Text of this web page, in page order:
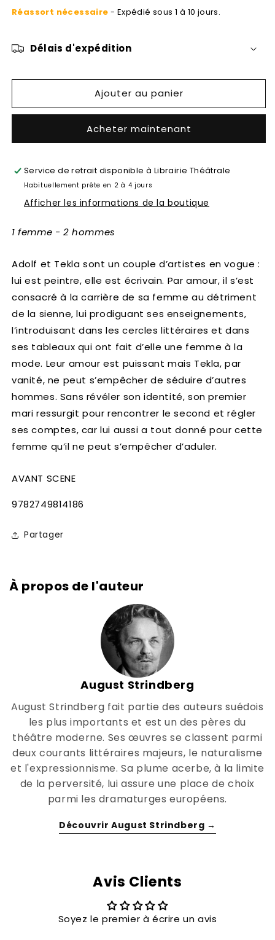
quantité
Créanciers
quantité
Créanciers
Réassort nécessaire - Expédié sous 1 à 10 jours.
Délais d'expédition
Ajouter au panier
Acheter maintenant
Service de retrait disponible à Librairie Théâtrale
Habituellement prête en 2 à 4 jours
Afficher les informations de la boutique
1 femme - 2 hommes
Adolf et Tekla sont un couple d’artistes en vogue :
lui est peintre, elle est écrivain. Par amour, il s’est
consacré à la carrière de sa femme au détriment
de la sienne, lui prodiguant ses enseignements,
l’introduisant dans les cercles littéraires et dans
ses tableaux qui ont fait d’elle une femme à la
mode. Leur amour est puissant mais Tekla, par
vanité, ne peut s’empêcher de séduire d’autres
hommes. Sans révéler son identité, son premier
mari ressurgit pour rencontrer le second et régler
ses comptes, car lui aussi a tout donné pour cette
femme qu’il ne peut s’empêcher d’aduler.
AVANT SCENE
SKU:
9782749814186
Partager
À propos de l'auteur
August Strindberg
August Strindberg fait partie des auteurs suédois
les plus importants et est un des pères du
théâtre moderne. Ses œuvres se classent parmi
deux courants littéraires majeurs, le naturalisme
et l'expressionnisme. Sa plume acerbe, à la limite
de la perversité, lui assure une place de choix
parmi les dramaturges européens.
Découvrir August Strindberg →
Avis Clients
Soyez le premier à écrire un avis